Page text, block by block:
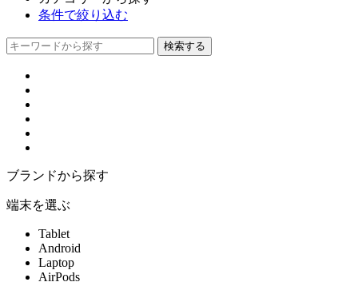
条件で絞り込む
ブランドから探す
端末を選ぶ
Tablet
Android
Laptop
AirPods